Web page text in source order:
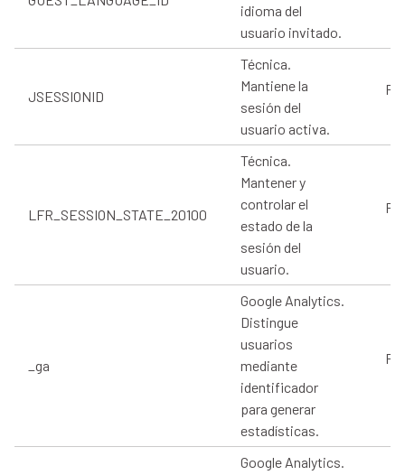
idioma del
usuario invitado.
JSESSIONID
Técnica.
Mantiene la
sesión del
usuario activa.
LFR_SESSION_STATE_20100
Técnica.
Mantener y
controlar el
estado de la
sesión del
usuario.
_ga
Google Analytics.
Distingue
usuarios
mediante
identificador
para generar
estadísticas.
Google Analytics.